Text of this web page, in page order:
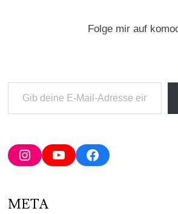
Folge mir auf
deine
Adresse
ein ...
InstagramYouTubeFacebook
META